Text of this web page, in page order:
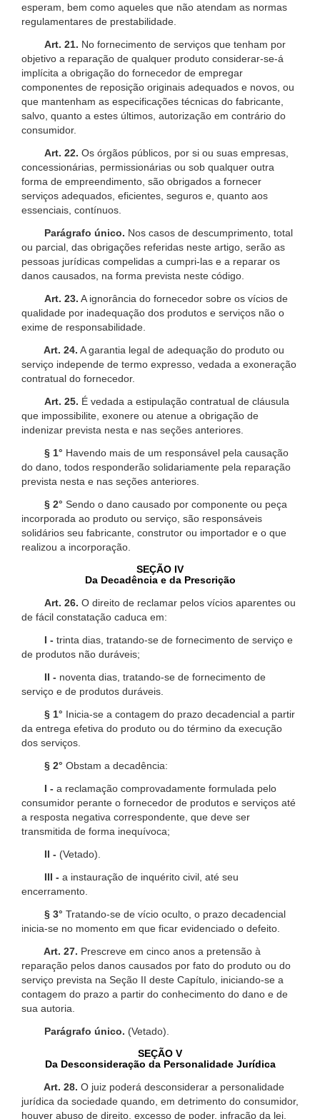
esperam, bem como aqueles que não atendam as normas
regulamentares de prestabilidade.
Art. 21. No fornecimento de serviços que tenham por
objetivo a reparação de qualquer produto considerar-se-á
implícita a obrigação do fornecedor de empregar
componentes de reposição originais adequados e novos, ou
que mantenham as especificações técnicas do fabricante,
salvo, quanto a estes últimos, autorização em contrário do
consumidor.
Art. 22. Os órgãos públicos, por si ou suas empresas,
concessionárias, permissionárias ou sob qualquer outra
forma de empreendimento, são obrigados a fornecer
serviços adequados, eficientes, seguros e, quanto aos
essenciais, contínuos.
Parágrafo único. Nos casos de descumprimento, total
ou parcial, das obrigações referidas neste artigo, serão as
pessoas jurídicas compelidas a cumpri-las e a reparar os
danos causados, na forma prevista neste código.
Art. 23. A ignorância do fornecedor sobre os vícios de
qualidade por inadequação dos produtos e serviços não o
exime de responsabilidade.
Art. 24. A garantia legal de adequação do produto ou
serviço independe de termo expresso, vedada a exoneração
contratual do fornecedor.
Art. 25. É vedada a estipulação contratual de cláusula
que impossibilite, exonere ou atenue a obrigação de
indenizar prevista nesta e nas seções anteriores.
§ 1° Havendo mais de um responsável pela causação
do dano, todos responderão solidariamente pela reparação
prevista nesta e nas seções anteriores.
§ 2° Sendo o dano causado por componente ou peça
incorporada ao produto ou serviço, são responsáveis
solidários seu fabricante, construtor ou importador e o que
realizou a incorporação.
SEÇÃO IV
Da Decadência e da Prescrição
Art. 26. O direito de reclamar pelos vícios aparentes ou
de fácil constatação caduca em:
I - trinta dias, tratando-se de fornecimento de serviço e
de produtos não duráveis;
II - noventa dias, tratando-se de fornecimento de
serviço e de produtos duráveis.
§ 1° Inicia-se a contagem do prazo decadencial a partir
da entrega efetiva do produto ou do término da execução
dos serviços.
§ 2° Obstam a decadência:
I - a reclamação comprovadamente formulada pelo
consumidor perante o fornecedor de produtos e serviços até
a resposta negativa correspondente, que deve ser
transmitida de forma inequívoca;
II - (Vetado).
III - a instauração de inquérito civil, até seu
encerramento.
§ 3° Tratando-se de vício oculto, o prazo decadencial
inicia-se no momento em que ficar evidenciado o defeito.
Art. 27. Prescreve em cinco anos a pretensão à
reparação pelos danos causados por fato do produto ou do
serviço prevista na Seção II deste Capítulo, iniciando-se a
contagem do prazo a partir do conhecimento do dano e de
sua autoria.
Parágrafo único. (Vetado).
SEÇÃO V
Da Desconsideração da Personalidade Jurídica
Art. 28. O juiz poderá desconsiderar a personalidade
jurídica da sociedade quando, em detrimento do consumidor,
houver abuso de direito, excesso de poder, infração da lei,